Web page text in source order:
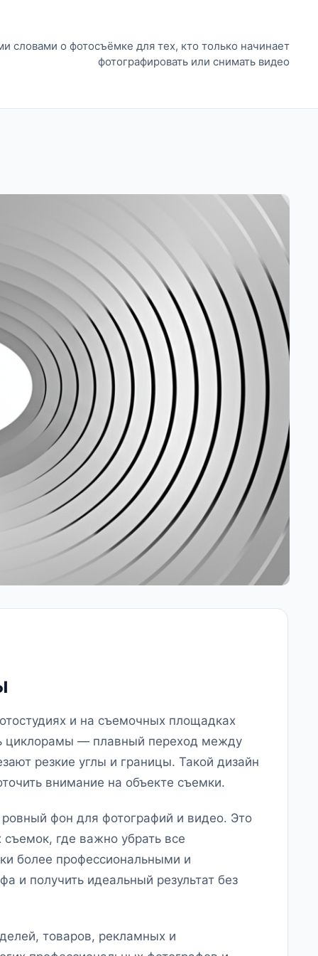
словами о фотосъёмке для тех, кто только начинает
фотографировать или снимать видео
и на съемочных площадках
циклорамы — плавный переход между
резкие углы и границы. Такой дизайн
внимание на объекте съемки.
фон для фотографий и видео. Это
где важно убрать все
более профессиональными и
и получить идеальный результат без
товаров, рекламных и